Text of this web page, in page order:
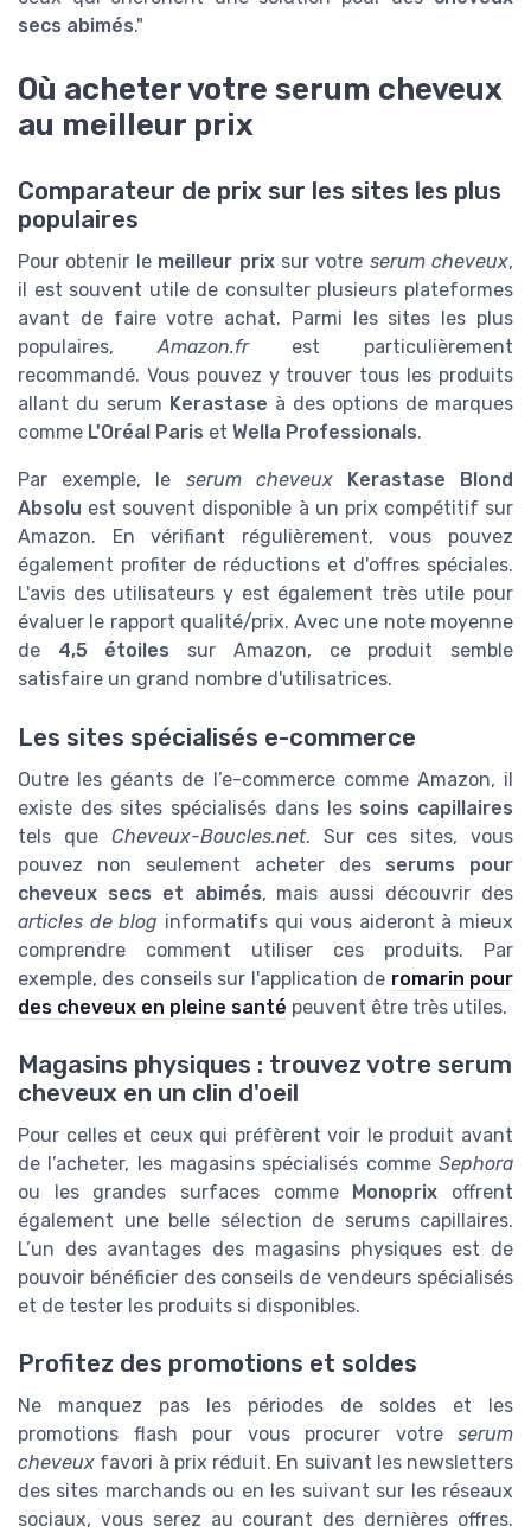
secs abimés."
Où acheter votre serum cheveux
au meilleur prix
Comparateur de prix sur les sites les plus
populaires
Pour obtenir le meilleur prixsur votre serum cheveux,
il est souvent utile de consulter plusieurs plateformes
avant de faire votre achat. Parmi les sites les plus
populaires,Amazon.frest particulièrement
recommandé. Vous pouvez y trouver tous les produits
allant du serum Kerastase à des options de marques
comme L'Oréal Paris et Wella Professionals.
Par exemple, le serum cheveux
Kerastase Blond
Absolu est souvent disponible à un prix compétitif sur
Amazon. En vérifiant régulièrement, vous pouvez
également profiter de réductions et d'offres spéciales.
L'avis des utilisateurs y est également très utile pour
évaluer le rapport qualité/prix. Avec une note moyenne
de 4,5 étoiles sur Amazon, ce produit semble
satisfaire un grand nombre d'utilisatrices.
Les sites spécialisés e-commerce
Outre les géants de l’e-commerce comme Amazon, il
existe des sites spécialisés dans les soins capillaires
tels que Cheveux-Boucles.net. Sur ces sites, vous
pouvez non seulement acheter des serums pour
cheveux secs et abimés, mais aussi découvrir des
articles de blog informatifs qui vous aideront à mieux
comprendre comment utiliser ces produits. Par
exemple, des conseils sur l'application de romarin pour
des cheveux en pleine santé peuvent être très utiles.
Magasins physiques : trouvez votre serum
cheveux en un clin d'oeil
Pour celles et ceux qui préfèrent voir le produit avant
de l’acheter, les magasins spécialisés comme Sephora
ou les grandes surfaces comme Monoprix offrent
également une belle sélection de serums capillaires.
L’un des avantages des magasins physiques est de
pouvoir bénéficier des conseils de vendeurs spécialisés
et de tester les produits si disponibles.
Profitez des promotions et soldes
Ne manquez pas les périodes de soldes et les
promotions flash pour vous procurer votre serum
cheveux favori à prix réduit. En suivant les newsletters
des sites marchands ou en les suivant sur les réseaux
sociaux, vous serez au courant des dernières offres.